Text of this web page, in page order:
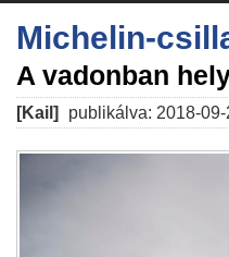
Michelin-
A vadonban
[Kail] publikálva: 2018-09-